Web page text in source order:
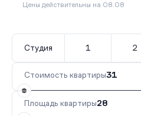
Цены действительны на 08.08
Студия 1 2
Стоимость квартиры31
Площадь квартиры28